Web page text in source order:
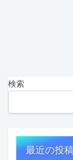
検索
最近の投